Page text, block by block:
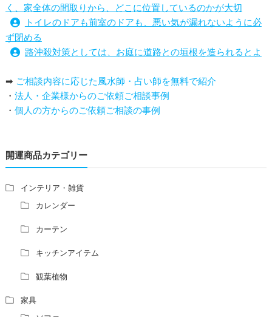
く、家全体の間取りから、どこに位置しているのかが大切
トイレのドアも前室のドアも、悪い気が漏れないように必
ず閉める
路沖殺対策としては、お庭に道路との垣根を造られるとよ
庭を広げると路沖殺（ろちゅうさつ）は防げますか？
トイレ前室のドアの開け閉めについて
増築して家相の中心軸が変わると、鬼門の方角にあるトイ
占い師さんは、幽霊を見たことがありますか？
家相風水の診断・鑑定料金や相場について
家相・風水の鑑定料金の相場が知りたい。
風水の流派について教えてください。
風水師になるには、どんな勉強をすればいいですか？
➡ ご相談内容に応じた風水師・占い師を無料で紹介
・ 法人・企業様からのご依頼ご相談事例
・ 個人の方からのご依頼ご相談の事例
開運商品カテゴリー
インテリア・雑貨
カレンダー
カーテン
キッチンアイテム
観葉植物
家具